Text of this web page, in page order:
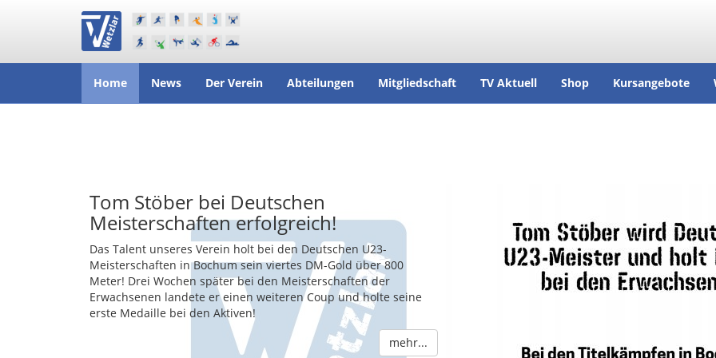
Home News Der Verein Abteilungen Mitgliedschaft TV Aktuell Shop Kursangebote
Tom Stöber bei Deutschen
Meisterschaften erfolgreich!
Das Talent unseres Verein holt bei den Deutschen U23-
Meisterschaften in Bochum sein viertes DM-Gold über 800
Meter! Drei Wochen später bei den Meisterschaften der
Erwachsenen landete er einen weiteren Coup und holte seine
erste Medaille bei den Aktiven!
mehr...